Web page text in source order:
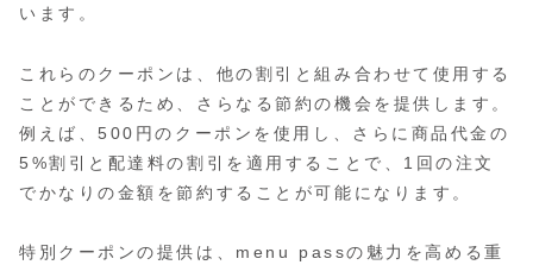
います。
これらのクーポンは、他の割引と組み合わせて使用する
ことができるため、さらなる節約の機会を提供します。
例えば、500円のクーポンを使用し、さらに商品代金の
5%割引と配達料の割引を適用することで、1回の注文
でかなりの金額を節約することが可能になります。
特別クーポンの提供は、menu passの魅力を高める重